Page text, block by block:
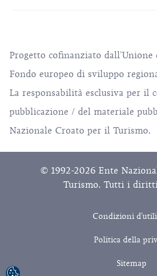
Progetto cofinanziato
Fondo europeo di sviluppo
La responsabilità esclusiva per il
pubblicazione / del materiale
Nazionale Croato per il Turismo.
© 1992-2026 Ente
Turismo. Tutti i
Condizioni
Politica della
Sitemap